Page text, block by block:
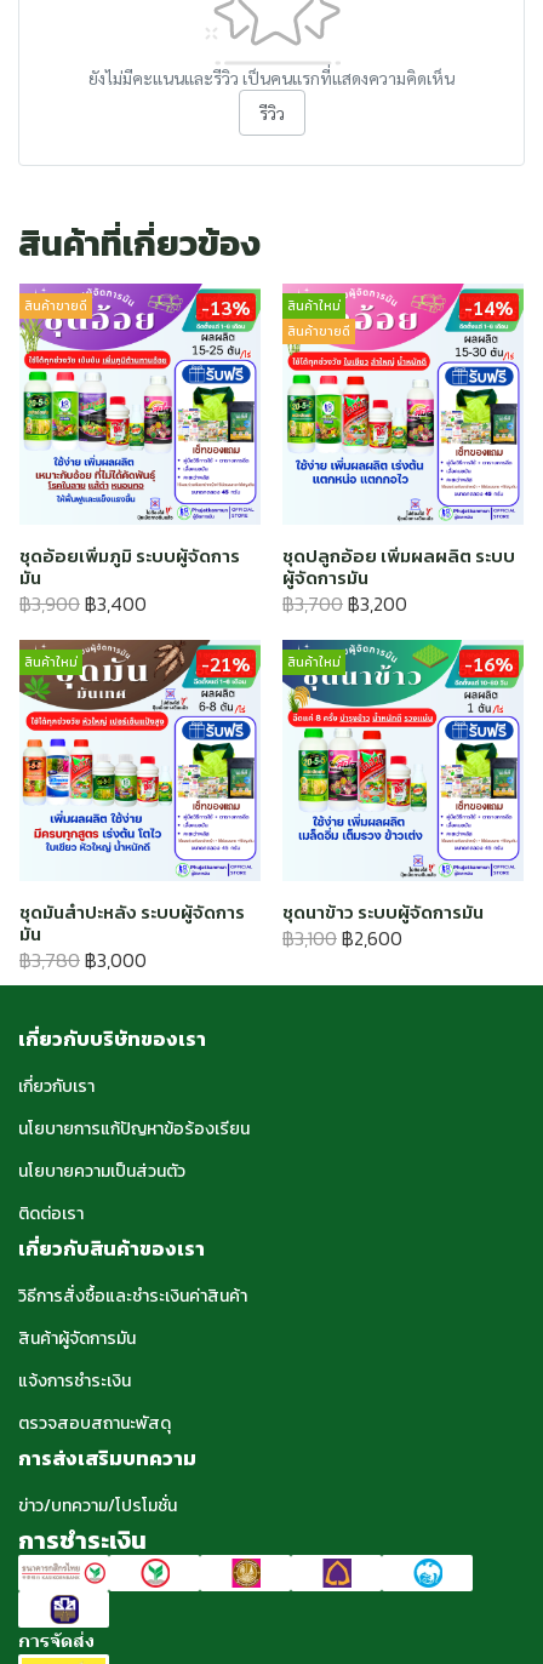
ยังไม่มีคะแนนและรีวิว เป็นคนแรกที่แสดงความคิดเห็น
รีวิว
สินค้าที่เกี่ยวข้อง
สินค้าขายดี -13%
ชุดอ้อยเพิ่มภูมิ ระบบผู้จัดการ
มัน
฿3,900฿3,400
สินค้าใหม่
สินค้าขายดี
-14%
ชุดปลูกอ้อย เพิ่มผลผลิต ระบบ
ผู้จัดการมัน
฿3,700฿3,200
สินค้าใหม่ -21%
ชุดมันสำปะหลัง ระบบผู้จัดการ
มัน
฿3,780฿3,000
สินค้าใหม่ -16%
ชุดนาข้าว ระบบผู้จัดการมัน
฿3,100฿2,600
เกี่ยวกับบริษัทของเรา
เกี่ยวกับเรา
นโยบายการแก้ปัญหาข้อร้องเรียน
นโยบายความเป็นส่วนตัว
ติดต่อเรา
เกี่ยวกับสินค้าของเรา
วิธีการสั่งซื้อและชำระเงินค่าสินค้า
สินค้าผู้จัดการมัน
แจ้งการชำระเงิน
ตรวจสอบสถานะพัสดุ
การส่งเสริมบทความ
ข่าว/บทความ/โปรโมชั่น
การชำระเงิน
การจัดส่ง